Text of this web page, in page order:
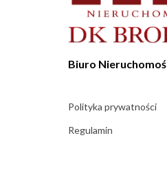
Biuro
Polityka prywatności
Regulamin